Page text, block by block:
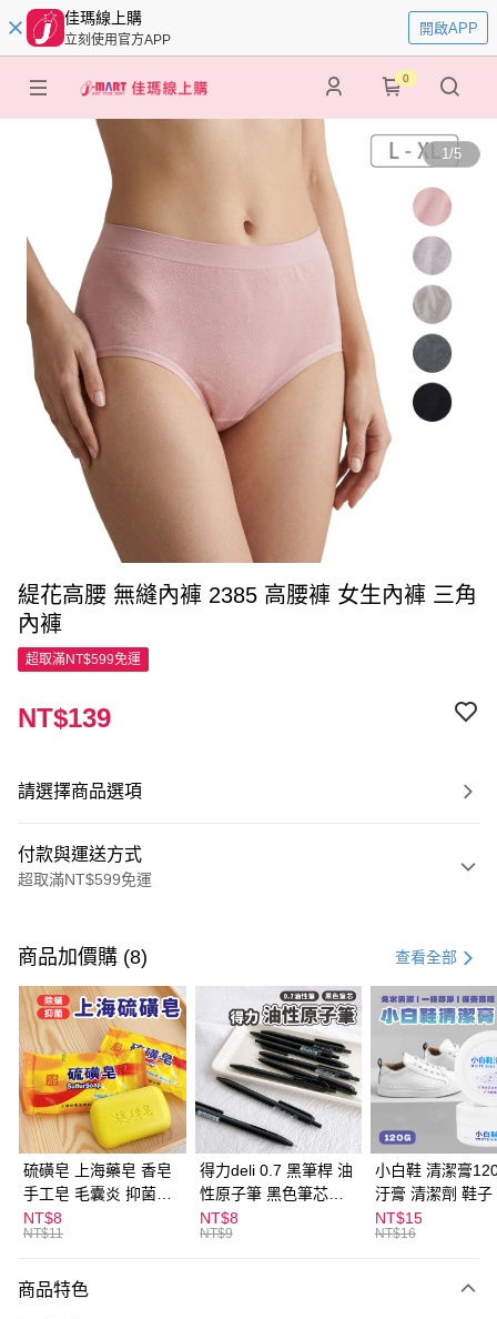
佳瑪線上購
立刻使用官方APP
開啟APP
0
1/5
緹花高腰 無縫內褲 2385 高腰褲 女生內褲 三角
內褲
超取滿NT$599免運
NT$139
請選擇商品選項
付款與運送方式
超取滿NT$599免運
信用卡一次付款
超商取貨付款
LINE Pay
Apple Pay
街口支付
悠遊付
ATM付款
全家取貨付款
商品加價購 (8) 查看全部
硫磺皂 上海藥皂 香皂
手工皂 毛囊炎 抑菌除
蟎 清潔護膚 去油去痘
寵物皮膚病 狗狗貓咪
NT$8
NT$11
得力deli 0.7 黑筆桿 油
性原子筆 黑色筆芯
S304
NT$8
NT$9
小白鞋 清潔膏
汙膏 清潔劑 鞋子
漬 白皮鞋 鞋油
NT$15
NT$16
商品特色